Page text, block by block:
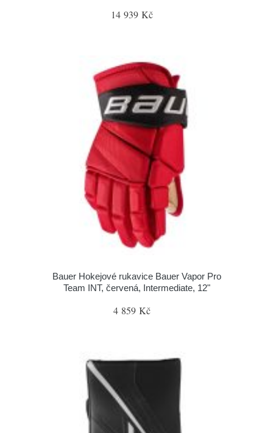
14 939 Kč
Bauer Hokejové rukavice Bauer Vapor Pro
Team INT, červená, Intermediate, 12"
4 859 Kč